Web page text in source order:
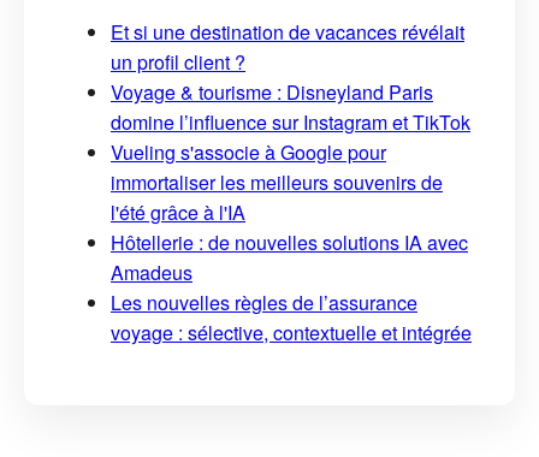
Et si une destination de vacances révélait
un profil client ?
Voyage & tourisme : Disneyland Paris
domine l’influence sur Instagram et TikTok
Vueling s'associe à Google pour
immortaliser les meilleurs souvenirs de
l'été grâce à l'IA
Hôtellerie : de nouvelles solutions IA avec
Amadeus
Les nouvelles règles de l’assurance
voyage : sélective, contextuelle et intégrée